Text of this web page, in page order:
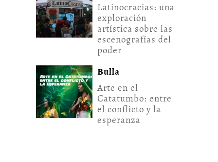
Latinocracias: una
exploración
artística sobre las
escenografías del
poder
Bulla
Arte en el
Catatumbo: entre
el conflicto y la
esperanza